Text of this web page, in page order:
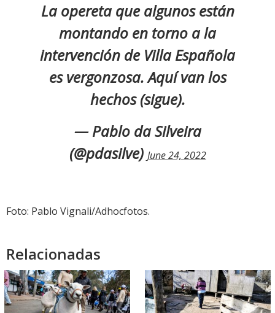
La opereta que algunos están
montando en torno a la
intervención de Villa Española
es vergonzosa. Aquí van los
hechos (sigue).
— Pablo da Silveira
(@pdasilve) June 24, 2022
Foto: Pablo Vignali/Adhocfotos.
Relacionadas